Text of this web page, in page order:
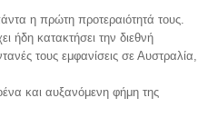
η πρώτη προτεραιότητά τους.
ήδη κατακτήσει την διεθνή
τους εμφανίσεις σε Αυστραλία,
και αυξανόμενη φήμη της